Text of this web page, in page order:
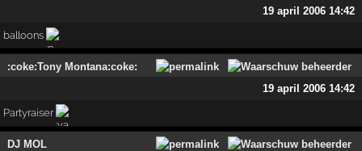
19 april 2006 14:42
balloons
:coke:Tony Montana:coke:
19 april 2006 14:42
Partyraiser
DJ MOL